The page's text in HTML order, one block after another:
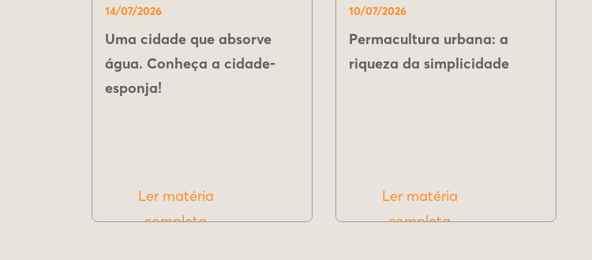
14/07/2026
Uma cidade que absorve
água. Conheça a cidade-
esponja!
Ler matéria
completa
10/07/2026
Permacultura urbana: a
riqueza da simplicidade
Ler matéria
completa